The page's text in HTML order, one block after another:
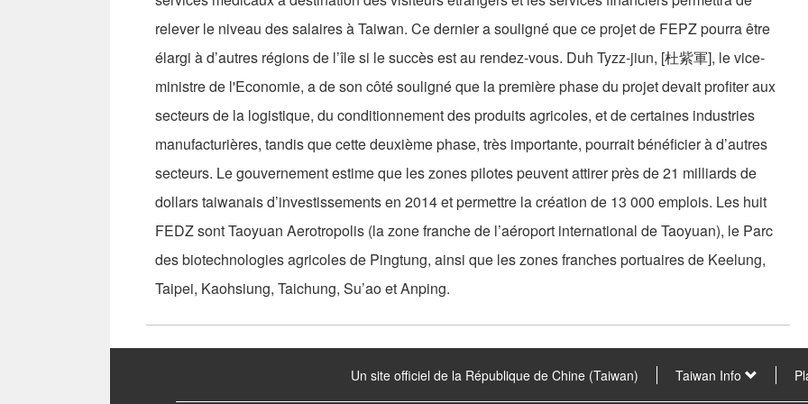
relever le niveau des salaires à Taiwan. Ce dernier a souligné que ce projet de FEPZ pourra être
élargi à d’autres régions de l’île si le succès est au rendez-vous. Duh Tyzz-jiun, [杜紫軍], le vice-
ministre de l'Economie, a de son côté souligné que la première phase du projet devait profiter aux
secteurs de la logistique, du conditionnement des produits agricoles, et de certaines industries
manufacturières, tandis que cette deuxième phase, très importante, pourrait bénéficier à d’autres
secteurs. Le gouvernement estime que les zones pilotes peuvent attirer près de 21 milliards de
dollars taiwanais d’investissements en 2014 et permettre la création de 13 000 emplois. Les huit
FEDZ sont Taoyuan Aerotropolis (la zone franche de l’aéroport international de Taoyuan), le Parc
des biotechnologies agricoles de Pingtung, ainsi que les zones franches portuaires de Keelung,
Taipei, Kaohsiung, Taichung, Su’ao et Anping.
Un site officiel de la République de Chine (Taiwan) Taiwan Info